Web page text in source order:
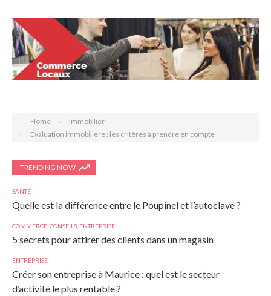
Home
Immobilier
Évaluation immobilière : les critères à prendre en compte
TRENDING NOW
SANTÉ
Quelle est la différence entre le Poupinel et l’autoclave ?
COMMERCE CONSEILS ENTREPRISE
5 secrets pour attirer des clients dans un magasin
ENTREPRISE
Créer son entreprise à Maurice : quel est le secteur
d’activité le plus rentable ?